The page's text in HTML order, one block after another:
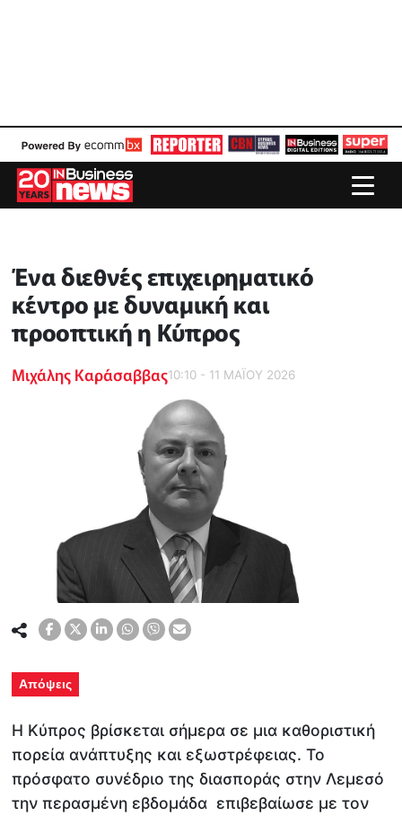
Ένα διεθνές επιχειρηματικό
κέντρο με δυναμική και
προοπτική η Κύπρος
Μιχάλης Καράσαββας10:10 - 11 ΜΑΪ́ΟΥ 2026
Απόψεις
Η Κύπρος βρίσκεται σήμερα σε μια καθοριστική
πορεία ανάπτυξης και εξωστρέφειας. Το
πρόσφατο συνέδριο της διασποράς στην Λεμεσό
την περασμένη εβδομάδα επιβεβαίωσε με τον